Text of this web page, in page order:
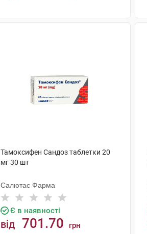
Тамоксифен Сандоз таблетки 20
мг 30 шт
Салютас Фарма
Є в наявності
від 701.70 грн